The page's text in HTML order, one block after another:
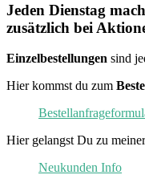
Jeden Dienstag
zusätzlich bei
Einzelbestellungen sind
Hier kommst du zum
Hier gelangst Du zu
Neukunden Info